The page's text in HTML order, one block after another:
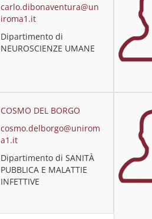
carlo.dibonaventura@un
iroma1.it
Dipartimento di
NEUROSCIENZE UMANE
COSMO DEL BORGO
cosmo.delborgo@unirom
a1.it
Dipartimento di SANITÀ
PUBBLICA E MALATTIE
INFETTIVE